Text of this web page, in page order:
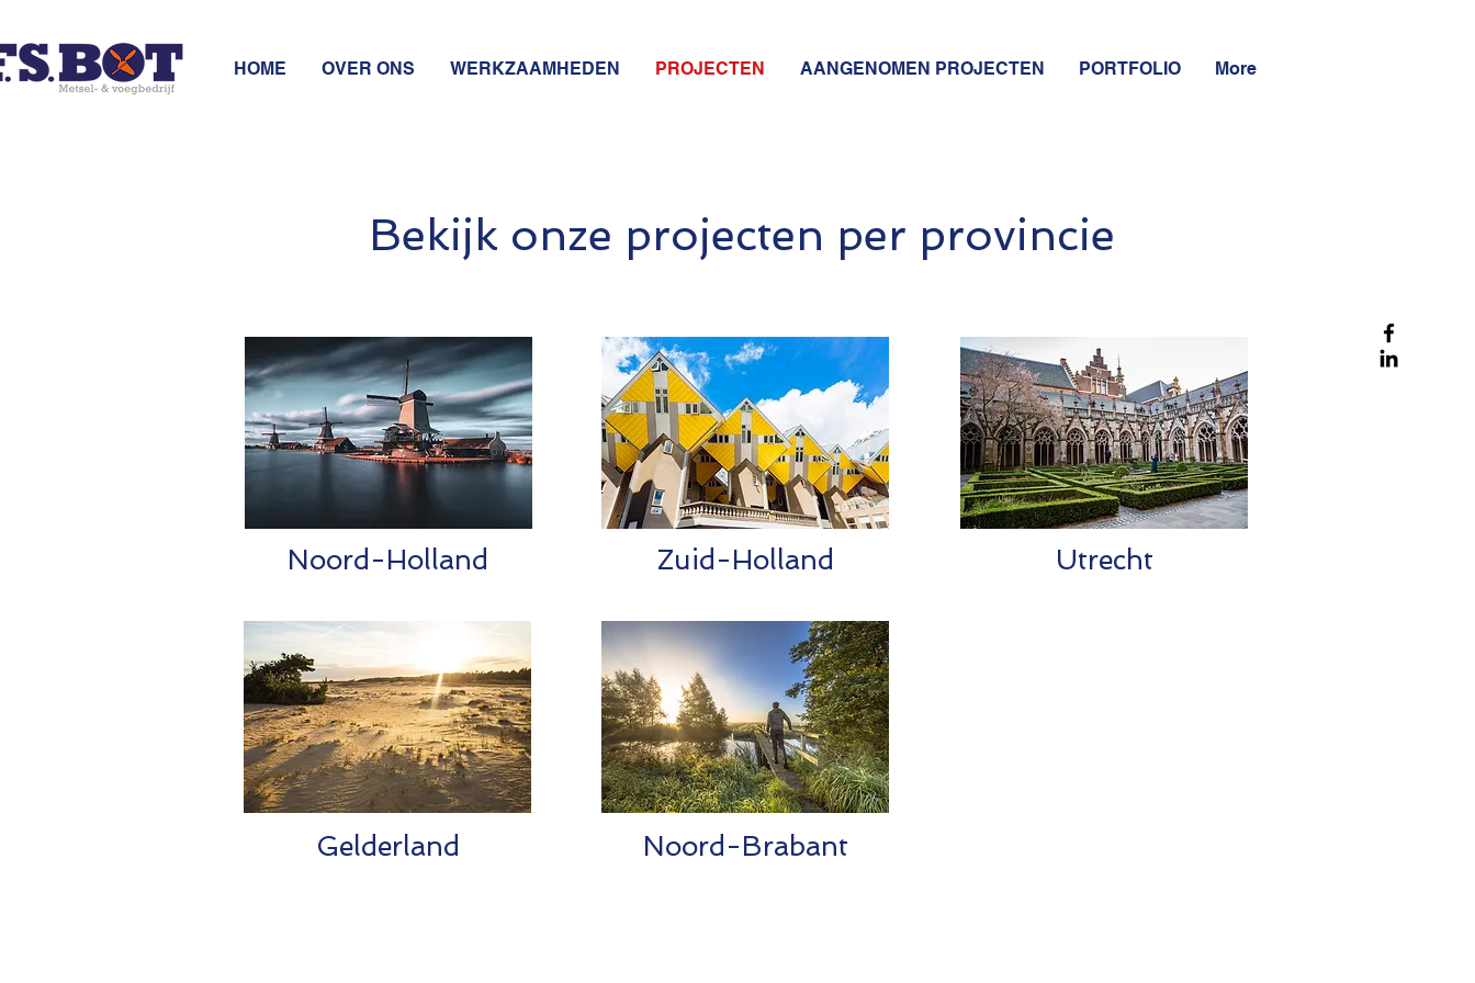
HOME OVER ONS WERKZAAMHEDEN PROJECTEN AANGENOMEN PROJECTEN PORTFOLIO More
Bekijk onze projecten per provincie
Noord-Holland
Gelderland
Zuid-Holland
Noord-Brabant
Utrecht